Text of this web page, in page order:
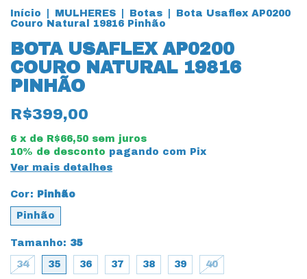
Início MULHERES Botas
Bota Usaflex AP0200
Couro Natural 19816 Pinhão
BOTA USAFLEX AP0200
COURO NATURAL 19816
PINHÃO
R$399,00
6 x de R$66,50 sem juros
10% de desconto pagando com Pix
Ver mais detalhes
Cor: Pinhão
Pinhão
Tamanho: 35
34 35 36 37 38 39 40